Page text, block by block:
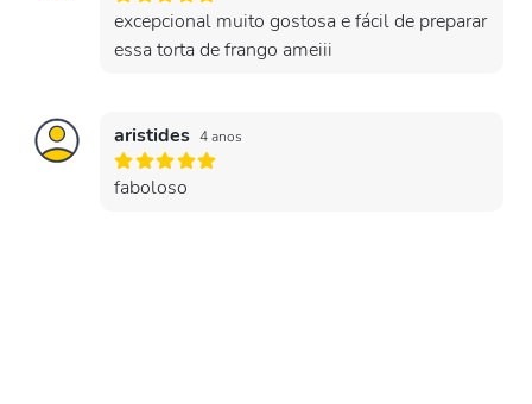
excepcional muito gostosa e fácil de preparar
essa torta de frango ameiii
aristides 4 anos
faboloso